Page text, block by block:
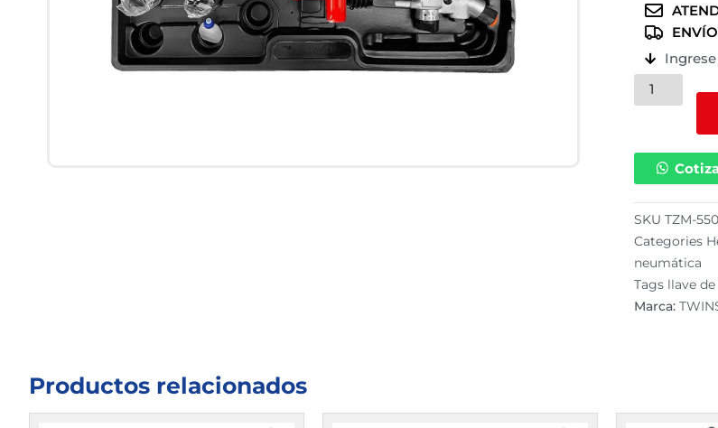
Pistola
de
4200
RPM
/
2500
Nm
SKU TZM-
Categories
neumática
Tags llave
Marca:
Productos relacionados